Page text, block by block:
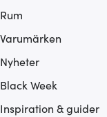
Rum
Varumärken
Nyheter
Black Week
Inspiration & guider